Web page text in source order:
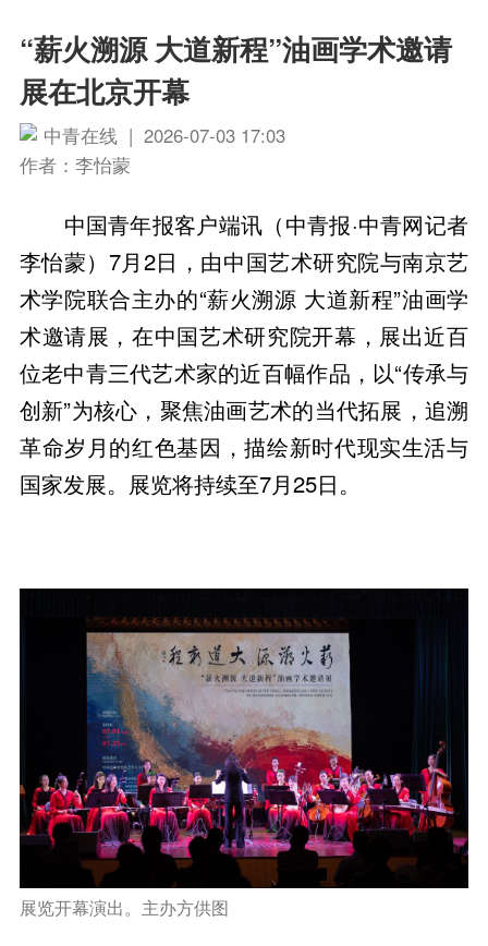
“薪火溯源 大道新程”油画学术邀请
展在北京开幕
中青在线 | 2026-07-03 17:03
作者：李怡蒙
中国青年报客户端讯（中青报·中青网记者
李怡蒙）7月2日，由中国艺术研究院与南京艺
术学院联合主办的“薪火溯源 大道新程”油画学
术邀请展，在中国艺术研究院开幕，展出近百
位老中青三代艺术家的近百幅作品，以“传承与
创新”为核心，聚焦油画艺术的当代拓展，追溯
革命岁月的红色基因，描绘新时代现实生活与
国家发展。展览将持续至7月25日。
展览开幕演出。主办方供图